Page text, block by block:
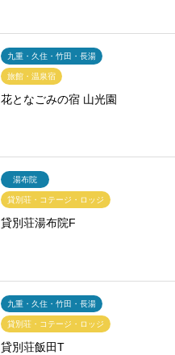
九重・久住・竹田・長湯
旅館・温泉宿
花となごみの宿 山光園
湯布院
貸別荘・コテージ・ロッジ
貸別荘湯布院F
九重・久住・竹田・長湯
貸別荘・コテージ・ロッジ
貸別荘飯田T